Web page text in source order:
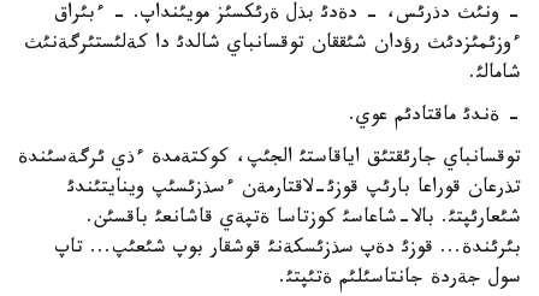
- ونئث دذرئس، - دةدئ بذل ةرئكسئز مويئنداپ. - ءبئراق
ءوزئمئزدئث رؤدان شئققان توقسانباي شالدئ دا كةلئستئرگةنئث
شامالئ.
- ةندئ ماقتادئم عوي.
توقسانباي جارئقتئق اياقاستئ الجئپ، كوكتةمدة ءذي ئرگةسئندة
تذرعان قوراعا بارئپ قوزئ-لاقتارمةن ءسذزئسئپ وينايتئندئ
شئعارئپتئ. بالا-شاعاسئ كوزتاسا ةتپةي قاشانعئ باقسئن.
بئرئندة... قوزئ دةپ سذزئسكةنئ قوشقار بوپ شئعئپ... تاپ
سول جةردة جانتاسئلئم ةتئپتئ.